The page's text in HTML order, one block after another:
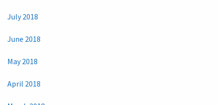
July 2018
June 2018
May 2018
April 2018